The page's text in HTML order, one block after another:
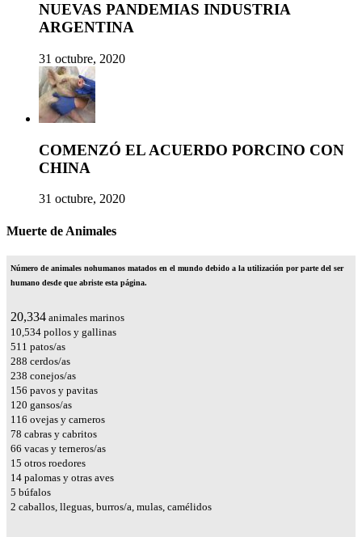
NUEVAS PANDEMIAS INDUSTRIA
ARGENTINA
31 octubre, 2020
COMENZÓ EL ACUERDO PORCINO CON
CHINA
31 octubre, 2020
Muerte de Animales
Número de animales nohumanos matados en el mundo debido a la utilización por parte del ser
humano desde que abriste esta página.
23,901 animales marinos
12,382 pollos y gallinas
601 patos/as
339 cerdos/as
279 conejos/as
184 pavos y pavitas
142 gansos/as
137 ovejas y carneros
92 cabras y cabritos
78 vacas y terneros/as
17 otros roedores
17 palomas y otras aves
6 búfalos
2 caballos, lleguas, burros/a, mulas, camélidos